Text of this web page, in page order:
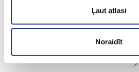
Ļaut atlasi
Noraidīt